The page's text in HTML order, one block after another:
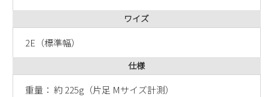
13
14 15 16 17 18
19
20
21 22 23 24 25
26
27
28
ワイズ
2E（標準幅）
仕様
重量： 約 225g（片足 Mサイズ計測）